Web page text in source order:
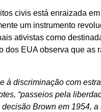
civis está enraizada
um instrumento
ativistas como
dos EUA observa que
à discriminação com
“passeios pela
Brown em 1954,